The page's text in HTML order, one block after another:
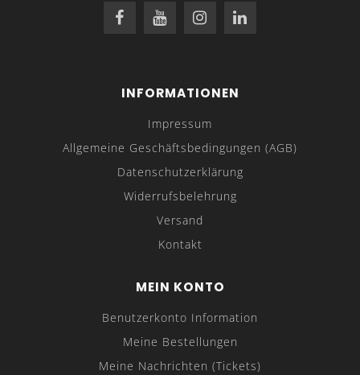
INFORMATIONEN
Impressum
Allgemeine Geschäftsbedingungen (AGB)
Datenschutzerklärung
Widerrufsbelehrung
Versand
Kontakt
MEIN KONTO
Benutzerkonto Information
Meine Bestellungen
Meine Nachrichten (Tickets)